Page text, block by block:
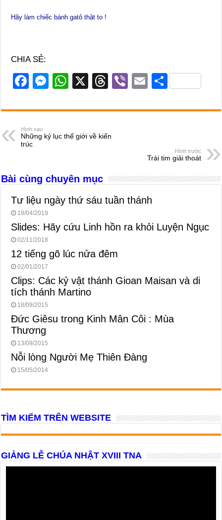
Hãy làm chiếc bánh gatô thật to !
CHIA SẺ:
F
c
e
b
o
k
M
ss
n
er
W
at
s
A
p
X
T
e
d
Vi
er
E
ail
S
ar
Hình sau
Những kỷ lục thế giới về kiến
trúc
Hình trước
Trái tim giải thoát
Bài cùng chuyên mục
Tư liệu ngày thứ sáu tuần thánh
18/04/2019
Slides: Hãy cứu Linh hồn ra khỏi Luyện Ngục
02/11/2018
12 tiếng gõ lúc nửa đêm
02/01/2017
Clips: Các kỷ vật thánh Gioan Maisan và di
tích thánh Martino
18/09/2015
Đức Giêsu trong Kinh Mân Côi : Mùa
Thương
13/09/2015
Nỗi lòng Người Mẹ Thiên Đàng
15/05/2014
TÌM KIẾM TRÊN WEBSITE
GIẢNG LỄ CHÚA NHẬT XVIII TNA